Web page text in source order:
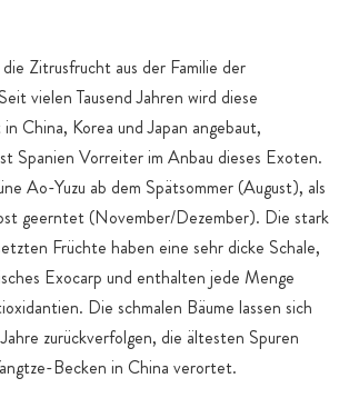
Zitrusfrucht aus der Familie der
vielen Tausend Jahren wird diese
China, Korea und Japan angebaut,
Spanien Vorreiter im Anbau dieses Exoten.
Ao-Yuzu ab dem Spätsommer (August), als
geerntet (November/Dezember). Die stark
Früchte haben eine sehr dicke Schale,
Exocarp und enthalten jede Menge
Die schmalen Bäume lassen sich
zurückverfolgen, die ältesten Spuren
Becken in China verortet.